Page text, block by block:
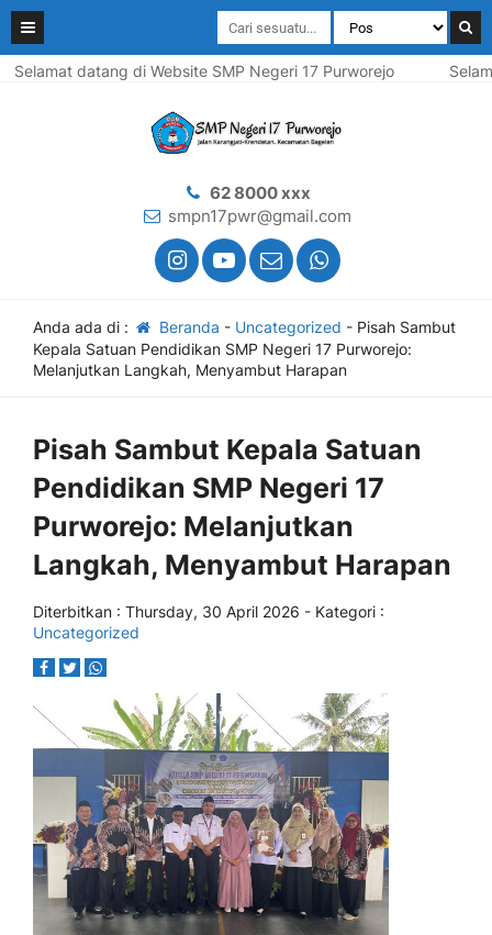
datang di Website SMP Negeri 17 Purworejo
62 8000 xxx
smpn17pwr@gmail.com
Anda ada di : Beranda - Uncategorized - Pisah Sambut
Kepala Satuan Pendidikan SMP Negeri 17 Purworejo:
Melanjutkan Langkah, Menyambut Harapan
Pisah Sambut Kepala Satuan
Pendidikan SMP Negeri 17
Purworejo: Melanjutkan
Langkah, Menyambut Harapan
Diterbitkan : Thursday, 30 April 2026 - Kategori :
Uncategorized